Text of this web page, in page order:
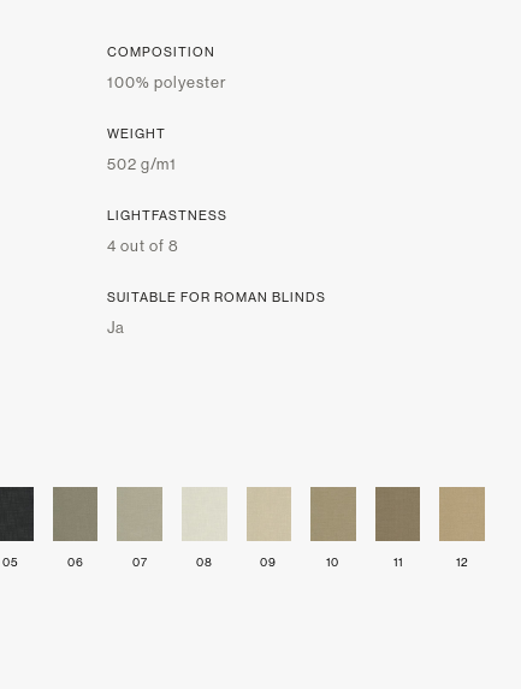
COMPOSITION
100% polyester
WEIGHT
502 g/m1
LIGHTFASTNESS
4 out of 8
SUITABLE FOR ROMAN BLINDS
Ja
05 06 07 08 09 10 11 12